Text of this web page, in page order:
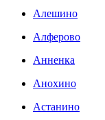
Алешино
Алферово
Анненка
Анохино
Астанино